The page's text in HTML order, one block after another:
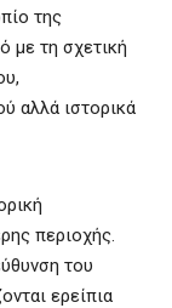
της
με τη σχετική
αλλά ιστορικά
περιοχής.
του
ερείπια